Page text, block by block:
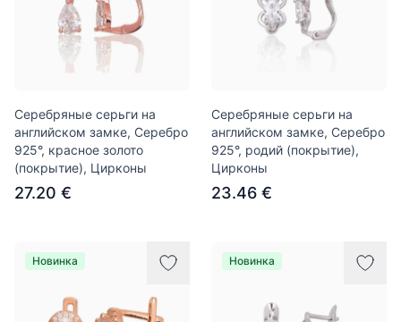
Серебряные серьги на
английском замке, Серебро
925°, красное золото
(покрытие), Цирконы
27.20 €
Серебряные серьги на
английском замке, Серебро
925°, родий (покрытие),
Цирконы
23.46 €
Новинка Новинка